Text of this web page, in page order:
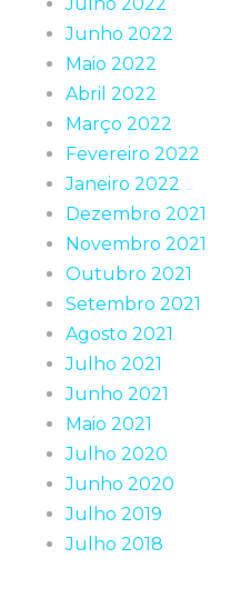
Junho 2022
Maio 2022
Abril 2022
Março 2022
Fevereiro 2022
Janeiro 2022
Dezembro 2021
Novembro 2021
Outubro 2021
Setembro 2021
Agosto 2021
Julho 2021
Junho 2021
Maio 2021
Julho 2020
Junho 2020
Julho 2019
Julho 2018